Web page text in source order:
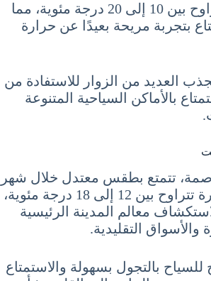
درجات الحرارة تتراوح بين 10 إلى 20 درجة مئوية، مما
بتجربة مريحة بعيدًا عن حرارة
العديد من الزوار للاستفادة من
بالأماكن السياحية المتنوعة
تتمتع بطقس معتدل خلال شهر
يناير. درجات الحرارة تتراوح بين 12 إلى 18 درجة مئوية،
معالم المدينة الرئيسية
والأسواق التقليدية.
بالتجول بسهولة والاستمتاع